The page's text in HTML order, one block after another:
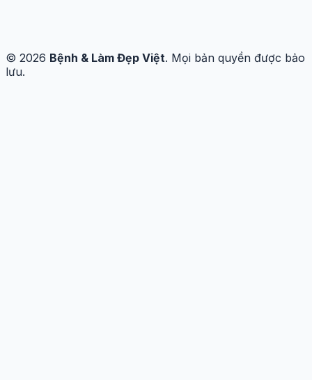
© 2026 Bệnh & Làm Đẹp Việt. Mọi bản quyền được bảo
lưu.